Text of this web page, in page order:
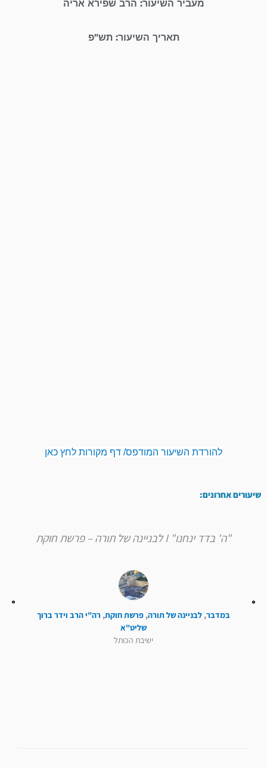
מעביר השיעור: הרב שפירא אריה
תאריך השיעור: תש"פ
להורדת השיעור המודפס/ דף מקורות לחץ כאן
שיעורים אחרונים:
"ה' בדד ינחנו" I לבניינה של תורה – פרשת חוקת
במדבר, לבניינה של תורה, פרשת חוקת, רה"י הרב וידר ברוך
שליט"א
ישיבת הכותל